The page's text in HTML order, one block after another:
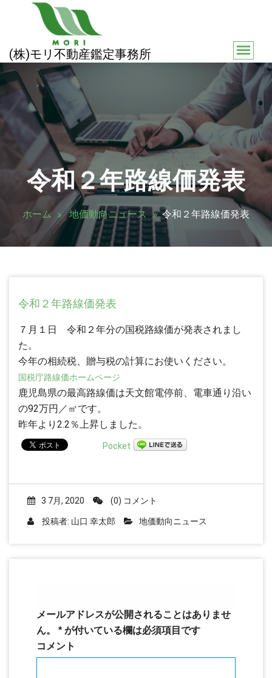
ツ
ッ
(株)モリ不動産鑑定事務所
令和２年路線価発表
ホーム 地価動向ニュース 令和２年路線価発表
令和２年路線価発表
７月１日 令和２年分の国税路線価が発表されまし
た。
今年の相続税、贈与税の計算にお使いください。
国税庁路線価ホームページ
鹿児島県の最高路線価は天文館電停前、電車通り沿い
の92万円／㎡です。
昨年より2.2％上昇しました。
Pocket
3 7月, 2020 (0) コメント
投稿者: 山口 幸太郎 地価動向ニュース
メールアドレスが公開されることはありませ
ん。
* が付いている欄は必須項目です
コメント